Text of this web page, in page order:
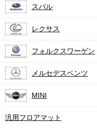
スバル
レクサス
フォルクスワーゲン
メルセデスベンツ
MINI
汎用フロアマット